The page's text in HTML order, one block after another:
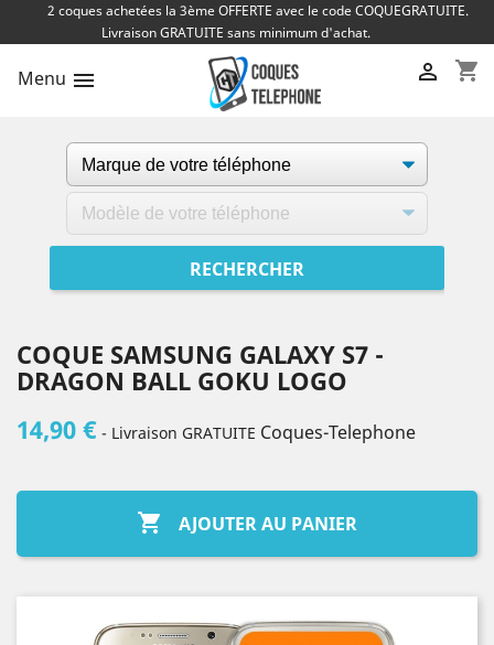
2 coques achetées la 3ème OFFERTE avec le code COQUEGRATUITE.
Livraison GRATUITE sans minimum d'achat.
Menu  shopping_cart

COQUE SAMSUNG GALAXY S7 -
DRAGON BALL GOKU LOGO
14,90 € - Livraison GRATUITE Coques-Telephone
 AJOUTER AU PANIER